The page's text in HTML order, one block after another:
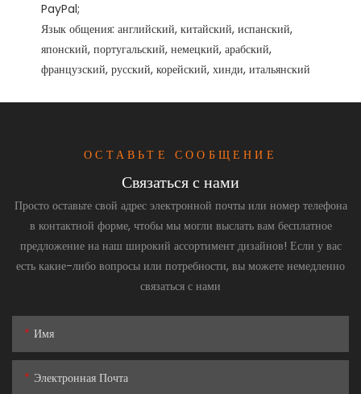
PayPal;
Язык общения: английский, китайский, испанский,
японский, португальский, немецкий, арабский,
ОСТАВЬТЕ СООБЩЕНИЕ
Связаться с нами
Просто оставьте свой адрес электронной почты или номер телефона
в контактной форме, чтобы мы могли выслать вам бесплатное
предложение на наш широкий ассортимент дизайнов! Если у вас
есть какие-либо вопросы или потребности, вы можете немедленно
связаться с нами
Имя
Электронная Почта